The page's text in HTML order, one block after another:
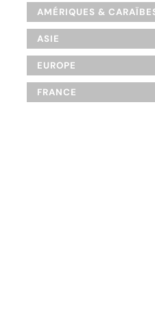
AMÉRIQUES &
ASIE
EUROPE
FRANCE